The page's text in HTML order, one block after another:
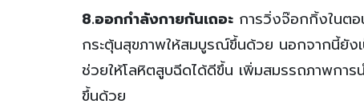
8.ออกกำลังกายกันเถอะ การวิ่งจ๊อกกิ้งในตอ
กระตุ้นสุขภาพให้สมบูรณ์ขึ้นด้วย นอกจากนี้ยัง
ช่วยให้โลหิตสูบฉีดได้ดีขึ้น เพิ่มสมรรถภาพการ
ขึ้นด้วย